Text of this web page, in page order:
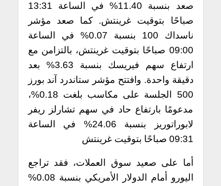
صعد بنسبة 11.40% في الساعة 13:31
صباحًا بتوقيت غرينتش. كما صعد مؤشر
ناسداك 100 بنسبة 0.07% في الساعة
09:00 صباحًا بتوقيت غرينتش، بالتزامن مع
ارتفاع سهم فيريسك بنسبة 3.63% بعد
دقيقة واحدة. وافتتح مؤشر ستاندرد آند بورز
500 الجلسة على مكاسب بلغت 0.18%،
مدعومًا بارتفاع حاد في سهم تشارلز ريفر
لابوراتوريز بنسبة 24.06% في الساعة
09:31 صباحًا بتوقيت غرينتش
أما على صعيد سوق العملات، فقد تراجع
اليورو أمام الدولار الأمريكي بنسبة 0.08%